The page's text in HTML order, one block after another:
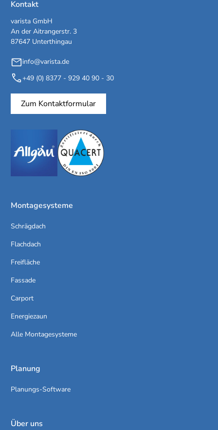
Kontakt
varista GmbH
An der Aitrangerstr. 3
87647 Unterthingau
info@varista.de
+49 (0) 8377 - 929 40 90 - 30
Zum Kontaktformular
Montagesysteme
Schrägdach
Flachdach
Freifläche
Fassade
Carport
Energiezaun
Alle Montagesysteme
Planung
Planungs-Software
Über uns